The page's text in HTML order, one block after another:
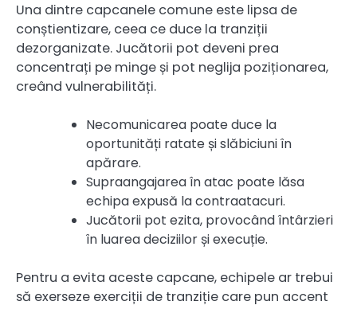
Una dintre capcanele comune este lipsa de
conștientizare, ceea ce duce la tranziții
dezorganizate. Jucătorii pot deveni prea
concentrați pe minge și pot neglija poziționarea,
creând vulnerabilități.
Necomunicarea poate duce la
oportunități ratate și slăbiciuni în
apărare.
Supraangajarea în atac poate lăsa
echipa expusă la contraatacuri.
Jucătorii pot ezita, provocând întârzieri
în luarea deciziilor și execuție.
Pentru a evita aceste capcane, echipele ar trebui
să exerseze exerciții de tranziție care pun accent